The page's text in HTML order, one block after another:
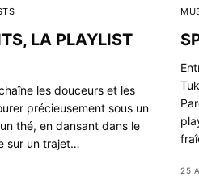
LA PLAYLIST
les douceurs et les
précieusement sous un
thé, en dansant dans le
sur un trajet…
25